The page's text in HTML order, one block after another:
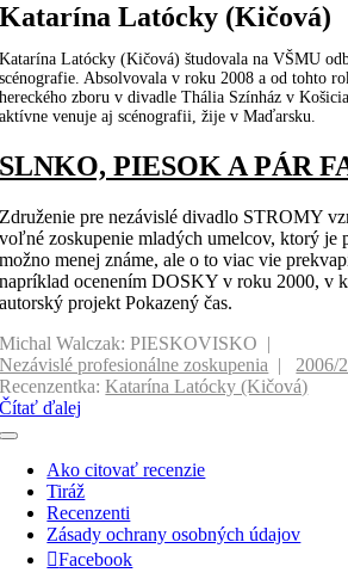
Katarína Latócky (Kičová)
Katarína Latócky (Kičová) študovala na VŠMU
scénografie. Absolvovala v roku 2008 a od tohto
hereckého zboru v divadle Thália Színház v
aktívne venuje aj scénografii, žije v Maďarsku.
SLNKO, PIESOK A PÁR
Združenie pre nezávislé divadlo STROMY
voľné zoskupenie mladých umelcov, ktorý je
možno menej známe, ale o to viac vie
napríklad ocenením DOSKY v roku 2000, v
autorský projekt Pokazený čas.
Michal Walczak: PIESKOVISKO
Nezávislé profesionálne zoskupenia
2006/
Recenzentka:Katarína Latócky (Kičová)
Čítať ďalej
Toggle
NavigationAko citovať recenzie
Tiráž
Recenzenti
Zásady ochrany osobných údajov
Facebook